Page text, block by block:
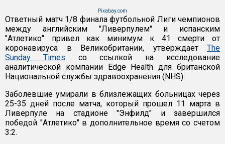
Pixabay.com
Ответный матч 1/8 финала футбольной Лиги чемпионов
между английским "Ливерпулем" и испанским
"Атлетико" привел как минимум к 41 смерти от
коронавируса в Великобритании, утверждает The
Sunday Times со ссылкой на исследование
аналитической компании Edge Health для британской
Национальной службы здравоохранения (NHS).
Заболевшие умирали в близлежащих больницах через
25-35 дней после матча, который прошел 11 марта в
Ливерпуле на стадионе "Энфилд" и завершился
победой "Атлетико" в дополнительное время со счетом
3:2.